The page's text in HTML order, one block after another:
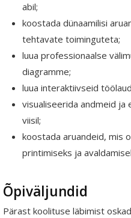
abil;
koostada dünaamilisi
tehtavate toiminguteta;
luua professionaalse
diagramme;
luua interaktiivseid
visualiseerida andmeid ja
viisil;
koostada aruandeid, mis
printimiseks ja
Õpiväljundid
Pärast koolituse läbimist